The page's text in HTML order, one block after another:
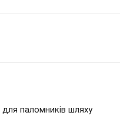
для паломників шляху